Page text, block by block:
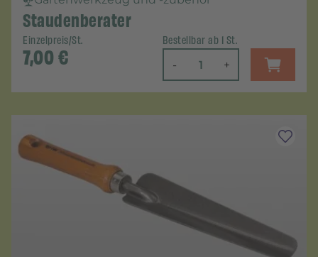
Staudenberater
Einzelpreis/St.
7,00€
Bestellbar ab 1 St.
- +